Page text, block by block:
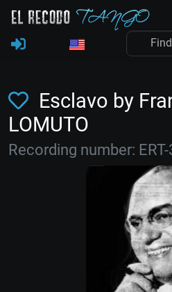
Esclavo by
LOMUTO
Recording number: